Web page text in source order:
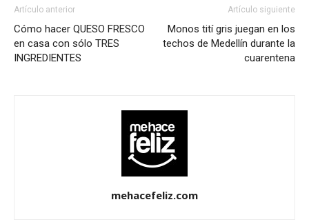
Artículo anterior
Cómo hacer QUESO FRESCO
en casa con sólo TRES
INGREDIENTES
Artículo siguiente
Monos tití gris juegan en los
techos de Medellín durante la
cuarentena
mehacefeliz.com